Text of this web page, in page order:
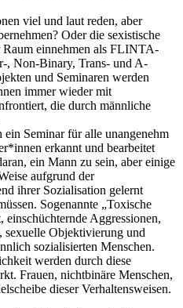
viel und laut reden, aber
Oder die sexistische
Raum einnehmen als FLINTA-
, Non-Binary, Trans- und A-
und Seminaren werden
immer wieder mit
die durch männliche
ein Seminar für alle unangenehm
erkannt und bearbeitet
ein Mann zu sein, aber einige
aufgrund der
ihrer Sozialisation gelernt
Sogenannte „Toxische
Aggressionen,
sexuelle Objektivierung und
sozialisierten Menschen.
werden durch diese
Frauen, nichtbinäre Menschen,
dieser Verhaltensweisen.